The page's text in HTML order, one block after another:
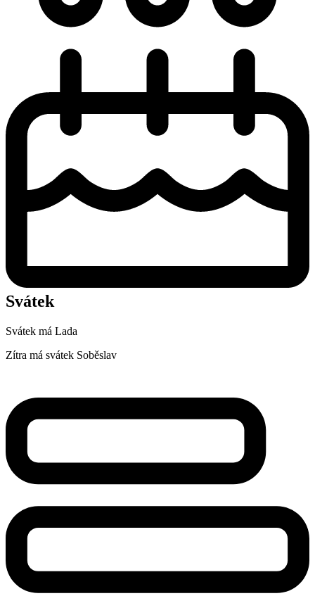
Svátek
Svátek má Lada
Zítra má svátek Soběslav